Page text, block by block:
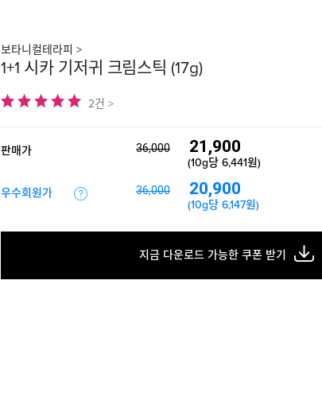
보타니컬테라피 >
1+1 시카 기저귀 크림스틱 (17g)
2건 >
판매가 36,000 21,900
(10g당 6,441원)
우수회원가
36,000 20,900
(10g당 6,147원)
지금 다운로드 가능한 쿠폰 받기